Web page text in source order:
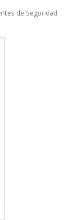
de Seguridad